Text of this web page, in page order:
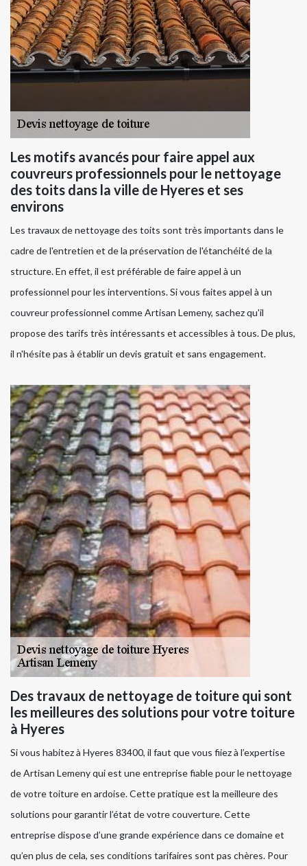
Les motifs avancés pour faire appel aux
couvreurs professionnels pour le nettoyage
des toits dans la ville de Hyeres et ses
environs
Les travaux de nettoyage des toits sont très importants dans le
cadre de l'entretien et de la préservation de l'étanchéité de la
structure. En effet, il est préférable de faire appel à un
professionnel pour les interventions. Si vous faites appel à un
couvreur professionnel comme Artisan Lemeny, sachez qu'il
propose des tarifs très intéressants et accessibles à tous. De plus,
il n'hésite pas à établir un devis gratuit et sans engagement.
Des travaux de nettoyage de toiture qui sont
les meilleures des solutions pour votre toiture
à Hyeres
Si vous habitez à Hyeres 83400, il faut que vous fiiez à l’expertise
de Artisan Lemeny qui est une entreprise fiable pour le nettoyage
de votre toiture en ardoise. Cette pratique est la meilleure des
solutions pour garantir l’état de votre couverture. Cette
entreprise dispose d’une grande expérience dans ce domaine et
qu’en plus de cela, ses conditions tarifaires sont pas chères. Pour